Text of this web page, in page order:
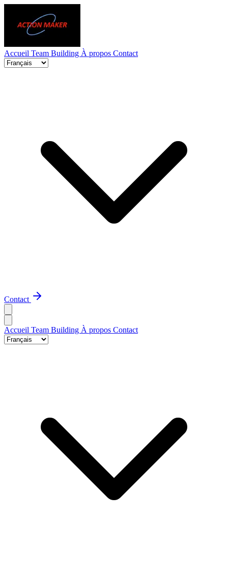
Accueil Team Building À propos Contact
Contact
Accueil Team Building À propos Contact